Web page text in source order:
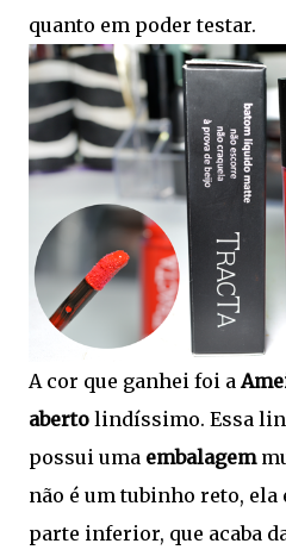
quanto em poder testar.
A cor que ganhei foi a
aberto lindíssimo. Essa
possui uma embalagem
não é um tubinho reto, ela
parte inferior, que acaba